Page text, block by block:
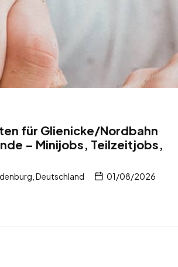
für Glienicke/Nordbahn
– Minijobs, Teilzeitjobs,
Deutschland 01/08/2026